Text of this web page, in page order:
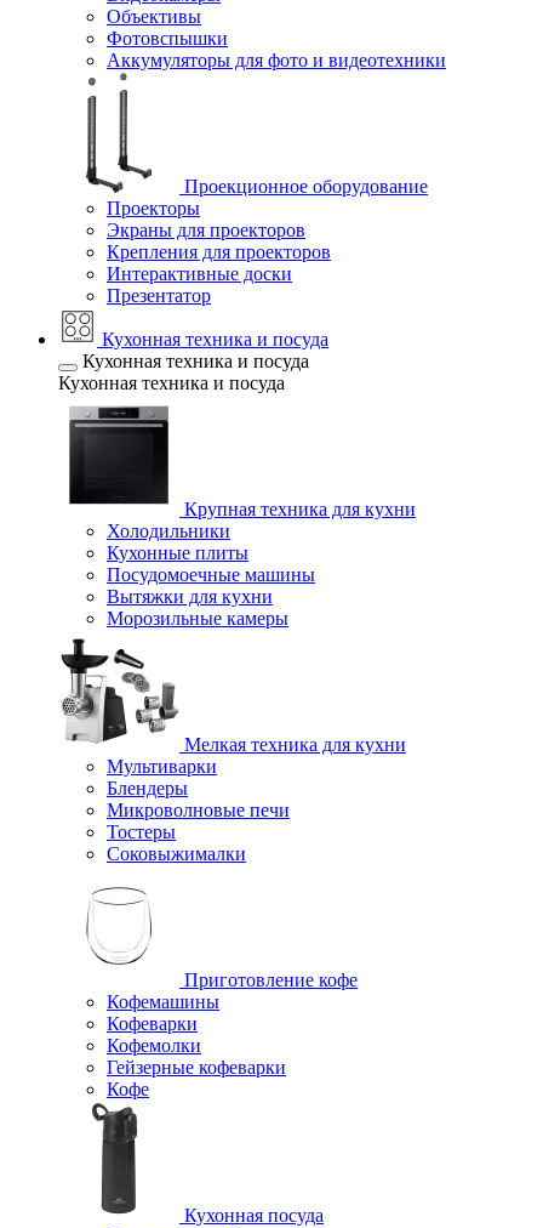
Объективы
Фотовспышки
Аккумуляторы для фото и видеотехники
Проекционное оборудование
Проекторы
Экраны для проекторов
Крепления для проекторов
Интерактивные доски
Презентатор
Кухонная техника и посуда
Кухонная техника и посуда
Кухонная техника и посуда
Крупная техника для кухни
Холодильники
Кухонные плиты
Посудомоечные машины
Вытяжки для кухни
Морозильные камеры
Мелкая техника для кухни
Мультиварки
Блендеры
Микроволновые печи
Тостеры
Соковыжималки
Приготовление кофе
Кофемашины
Кофеварки
Кофемолки
Гейзерные кофеварки
Кофе
Кухонная посуда